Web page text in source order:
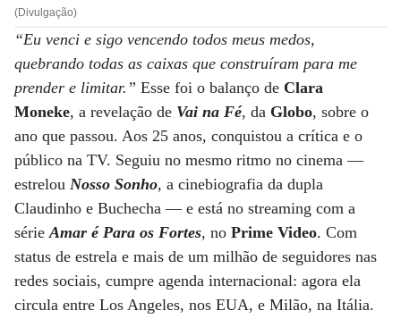
(Divulgação)
“Eu venci e sigo vencendo todos meus medos,
quebrando todas as caixas que construíram para me
prender e limitar.” Esse foi o balanço de Clara
Moneke, a revelação de Vai na Fé, da Globo, sobre o
ano que passou. Aos 25 anos, conquistou a crítica e o
público na TV. Seguiu no mesmo ritmo no cinema —
estrelou Nosso Sonho, a cinebiografia da dupla
Claudinho e Buchecha — e está no streaming com a
sérieAmar é Para os Fortes, no Prime Video. Com
status de estrela e mais de um milhão de seguidores nas
redes sociais, cumpre agenda internacional: agora ela
circula entre Los Angeles, nos EUA, e Milão, na Itália.